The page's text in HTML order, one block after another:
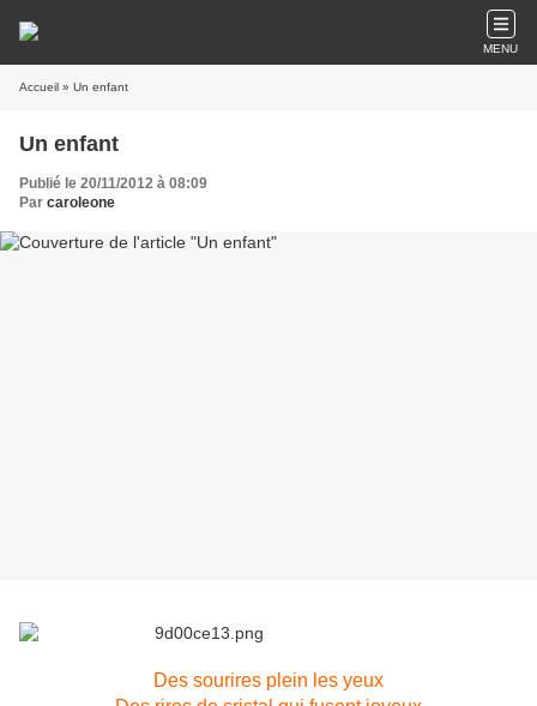
MENU
Accueil » Un enfant
Un enfant
Publié le 20/11/2012 à 08:09
Par caroleone
Des sourires plein les yeux